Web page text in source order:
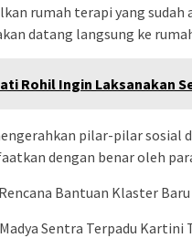
rumah terapi yang sudah
datang langsung ke
Rohil Ingin Laksanakan
pilar-pilar
dengan benar oleh
Bantuan Klaster Baru
Sentra Terpadu Kartini